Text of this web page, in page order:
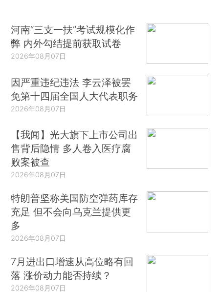
河南“三支一扶”考试规模化作
弊 内外勾结提前获取试卷
2026年08月07日
因严重违纪违法 李云泽被罢
免第十四届全国人大代表职务
2026年08月07日
【我闻】光大旗下上市公司出
售背后隐情 多人卷入医疗腐
败案被查
2026年08月07日
特朗普坚称美国防空弹药库存
充足 但不会向乌克兰提供更
多
2026年08月07日
7月进出口增速从高位略有回
落 涨价动力能否持续？
2026年08月07日